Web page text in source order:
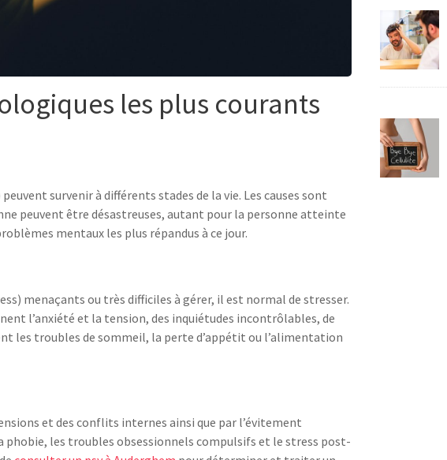
les plus courants
survenir à différents stades de la vie. Les causes sont
peuvent être désastreuses, autant pour la personne atteinte
mentaux les plus répandus à ce jour.
menaçants ou très difficiles à gérer, il est normal de stresser.
l’anxiété et la tension, des inquiétudes incontrôlables, de
les troubles de sommeil, la perte d’appétit ou l’alimentation
et des conflits internes ainsi que par l’évitement
les troubles obsessionnels compulsifs et le stress post-